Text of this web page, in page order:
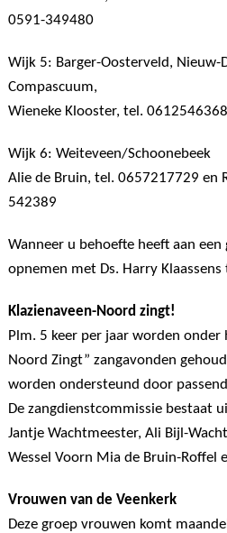
0591-349480
Wijk 5: Barger-Oosterveld, Nieuw-
Compascuum,
Wieneke Klooster, tel.
Wijk 6: Weiteveen/Schoonebeek
Alie de Bruin, tel. 0657217729 en
542389
Wanneer u behoefte heeft aan
opnemen met Ds. Harry
Klazienaveen-Noord zingt!
Plm. 5 keer per jaar worden
Noord Zingt” zangavonden
worden ondersteund door
De zangdienstcommissie bestaat
Jantje Wachtmeester, Ali Bijl-
Wessel Voorn Mia de Bruin-Roffel
Vrouwen van de Veenkerk
Deze groep vrouwen komt